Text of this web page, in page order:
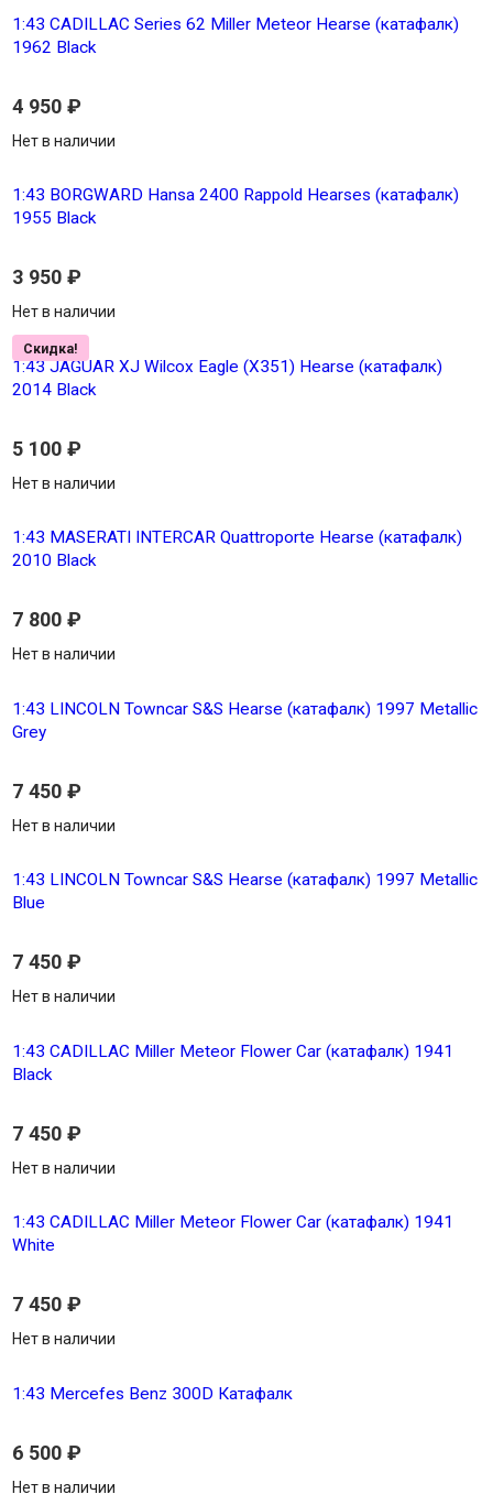
1:43 CADILLAC Series 62 Miller Meteor Hearse (катафалк)
1962 Black
4 950 ₽
Нет в наличии
1:43 BORGWARD Hansa 2400 Rappold Hearses (катафалк)
1955 Black
3 950 ₽
Нет в наличии
Скидка!
1:43 JAGUAR XJ Wilcox Eagle (X351) Hearse (катафалк)
2014 Black
5 100 ₽
Нет в наличии
1:43 MASERATI INTERCAR Quattroporte Hearse (катафалк)
2010 Black
7 800 ₽
Нет в наличии
1:43 LINCOLN Towncar S&S Hearse (катафалк) 1997 Metallic
Grey
7 450 ₽
Нет в наличии
1:43 LINCOLN Towncar S&S Hearse (катафалк) 1997 Metallic
Blue
7 450 ₽
Нет в наличии
1:43 CADILLAC Miller Meteor Flower Car (катафалк) 1941
Black
7 450 ₽
Нет в наличии
1:43 CADILLAC Miller Meteor Flower Car (катафалк) 1941
White
7 450 ₽
Нет в наличии
1:43 Mercefes Benz 300D Катафалк
6 500 ₽
Нет в наличии